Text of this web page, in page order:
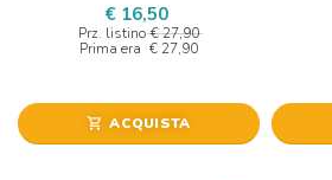
€ 16,50
Prz. listino € 27,90
Prima era € 27,90
shopping_cart ACQUISTA